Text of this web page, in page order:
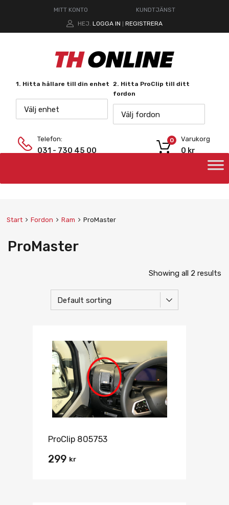
MITT KONTO
KUNDTJÄNST
HEJ. LOGGA IN REGISTRERA
1. Hitta hållare till din enhet
Välj enhet
2. Hitta ProClip till ditt
fordon
Välj fordon
Telefon:
031 - 730 45 00
Varukorg
0 kr
0
Start Fordon Ram ProMaster
ProMaster
Showing all 2 results
ProClip 805753
299 kr